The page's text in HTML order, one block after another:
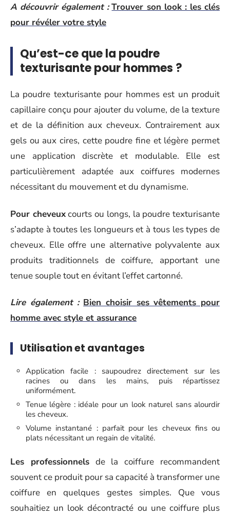
A découvrir également : Trouver son look : les clés
pour révéler votre style
Qu’est-ce que la poudre
texturisante pour hommes ?
La poudre texturisante pour hommes est un produit
capillaire conçu pour ajouter du volume, de la texture
et de la définition aux cheveux. Contrairement aux
gels ou aux cires, cette poudre fine et légère permet
une application discrète et modulable. Elle est
particulièrement adaptée aux coiffures modernes
nécessitant du mouvement et du dynamisme.
Pour cheveuxcourts ou longs, la poudre texturisante
s’adapte à toutes les longueurs et à tous les types de
cheveux. Elle offre une alternative polyvalente aux
produits traditionnels de coiffure, apportant une
tenue souple tout en évitant l’effet cartonné.
Lire également : Bien choisir ses vêtements pour
homme avec style et assurance
Utilisation et avantages
Application facile : saupoudrez directement sur les
racines ou dans les mains, puis répartissez
uniformément.
Tenue légère : idéale pour un look naturel sans alourdir
les cheveux.
Volume instantané : parfait pour les cheveux fins ou
plats nécessitant un regain de vitalité.
Les professionnelsde la coiffure recommandent
souvent ce produit pour sa capacité à transformer une
coiffure en quelques gestes simples. Que vous
souhaitiez un look décontracté ou une coiffure plus